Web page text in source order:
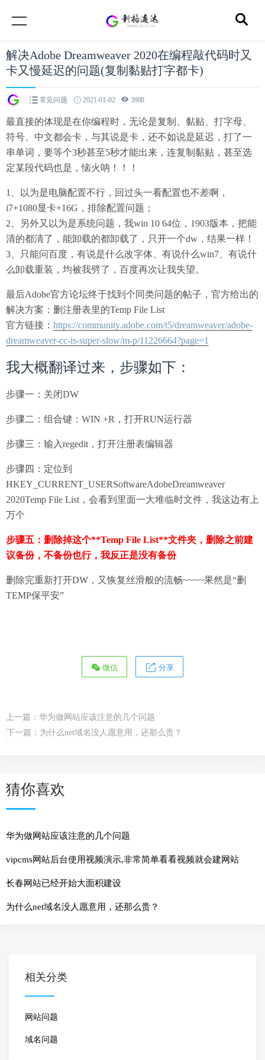
解决Adobe Dreamweaver 2020在编程敲代码时又
卡又慢延迟的问题(复制黏贴打字都卡)
常见问题 2021-01-02 3988
最直接的体现是在你编程时，无论是复制、黏贴、打字母、
符号、中文都会卡，与其说是卡，还不如说是延迟，打了一
串单词，要等个3秒甚至5秒才能出来，连复制黏贴，甚至选
定某段代码也是，恼火呐！！！
1、以为是电脑配置不行，回过头一看配置也不差啊，
i7+1080显卡+16G，排除配置问题；
2、另外又以为是系统问题，我win 10 64位，1903版本，把能
清的都清了，能卸载的都卸载了，只开一个dw，结果一样！
3、只能问百度，有说是什么改字体、有说什么win7、有说什
么卸载重装，均被我劈了，百度再次让我失望。
最后Adobe官方论坛终于找到个同类问题的帖子，官方给出的
解决方案：删注册表里的Temp File List
官方链接： https://community.adobe.com/t5/dreamweaver/adobe-
dreamweaver-cc-is-super-slow/m-p/11226664?page=1
我大概翻译过来，步骤如下：
步骤一：关闭DW
步骤二：组合键：WIN +R，打开RUN运行器
步骤三：输入regedit，打开注册表编辑器
步骤四：定位到
HKEY_CURRENT_USERSoftwareAdobeDreamweaver
2020Temp File List，会看到里面一大堆临时文件，我这边有上
万个
步骤五：删除掉这个**Temp File List**文件夹，删除之前建
议备份，不备份也行，我反正是没有备份
删除完重新打开DW，又恢复丝滑般的流畅~~~~果然是“删
TEMP保平安”
微信 分享
上一篇： 华为做网站应该注意的几个问题
下一篇： 为什么net域名没人愿意用，还那么贵？
猜你喜欢
华为做网站应该注意的几个问题
vipcms网站后台使用视频演示,非常简单看看视频就会建网站
长春网站已经开始大面积建设
为什么net域名没人愿意用，还那么贵？
相关分类
网站问题
域名问题